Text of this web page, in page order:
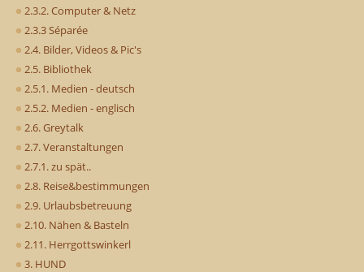
2.3.2. Computer & Netz
2.3.3 Séparée
2.4. Bilder, Videos & Pic's
2.5. Bibliothek
2.5.1. Medien - deutsch
2.5.2. Medien - englisch
2.6. Greytalk
2.7. Veranstaltungen
2.7.1. zu spät..
2.8. Reise&bestimmungen
2.9. Urlaubsbetreuung
2.10. Nähen & Basteln
2.11. Herrgottswinkerl
3. HUND